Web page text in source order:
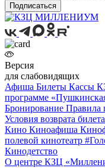
Подписаться
Версия
для слабовидящих
Афиша Билеты Кассы
программе
Бронирование Правила
Условия возврата билета
Кино Киноафиша
полевой кинотеатр
Кинодетство
О центре КЗЦ